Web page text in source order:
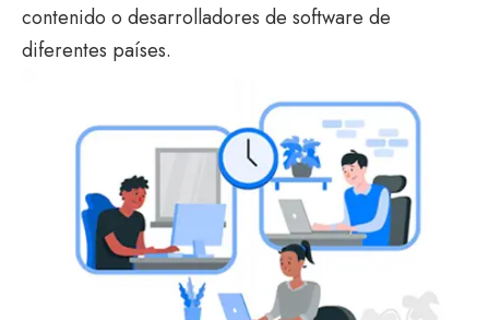
contenido o desarrolladores de software de
diferentes países.